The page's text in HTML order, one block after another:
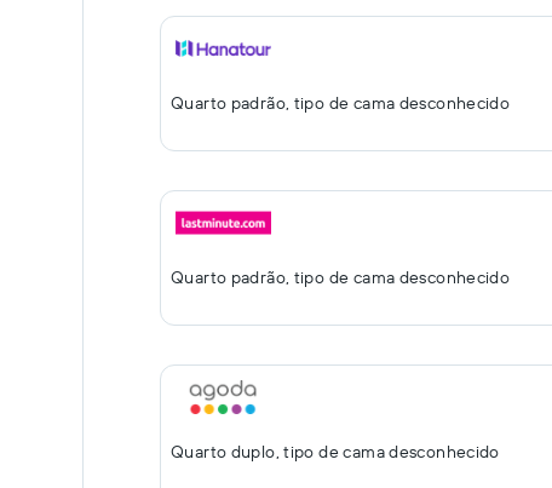
Quarto padrão, tipo de cama desconhecido
Quarto padrão, tipo de cama desconhecido
Quarto duplo, tipo de cama desconhecido